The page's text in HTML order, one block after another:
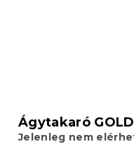
Ágytakaró
Jelenleg nem